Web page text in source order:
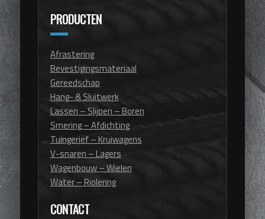
PRODUCTEN
Afrastering
Bevestigingsmateriaal
Gereedschap
Hang- & Sluitwerk
Lassen – Slijpen – Boren
Smering – Afdichting
Tuingerief – Kruiwagens
V-snaren – Lagers
Wagenbouw – Wielen
Water – Riolering
CONTACT